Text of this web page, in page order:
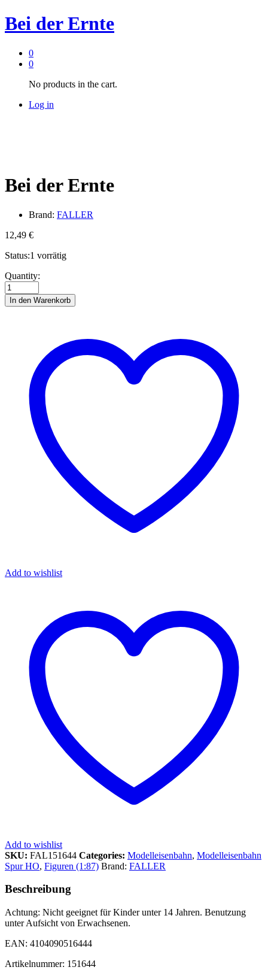
Bei der Ernte
0
0
No products in the cart.
Log in
Bei der Ernte
Brand: FALLER
12,49 €
Status:1 vorrätig
Bei
der
Ernte
quantity
Quantity:
In den Warenkorb
Add to wishlist
Add to wishlist
SKU: FAL151644 Categories: Modelleisenbahn, Modelleisenbahn
Spur HO, Figuren (1:87) Brand: FALLER
Beschreibung
Achtung: Nicht geeignet für Kinder unter 14 Jahren. Benutzung
unter Aufsicht von Erwachsenen.
EAN: 4104090516444
Artikelnummer: 151644